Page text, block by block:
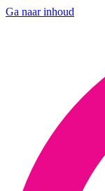
Ga naar inhoud